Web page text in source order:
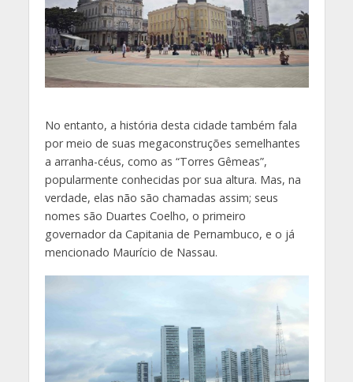
No entanto, a história desta cidade também fala
por meio de suas megaconstruções semelhantes
a arranha-céus, como as “Torres Gêmeas”,
popularmente conhecidas por sua altura. Mas, na
verdade, elas não são chamadas assim; seus
nomes são Duartes Coelho, o primeiro
governador da Capitania de Pernambuco, e o já
mencionado Maurício de Nassau.